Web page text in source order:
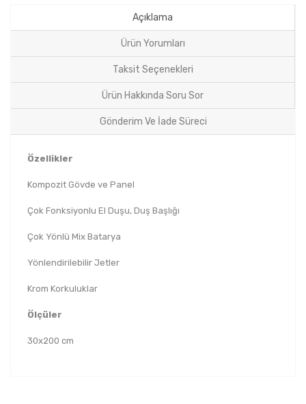
Açıklama
Ürün Yorumları
Taksit Seçenekleri
Ürün Hakkında Soru Sor
Gönderim Ve İade Süreci
Özellikler
Kompozit Gövde ve Panel
Çok Fonksiyonlu El Duşu, Duş Başlığı
Çok Yönlü Mix Batarya
Yönlendirilebilir Jetler
Krom Korkuluklar
Ölçüler
30x200 cm